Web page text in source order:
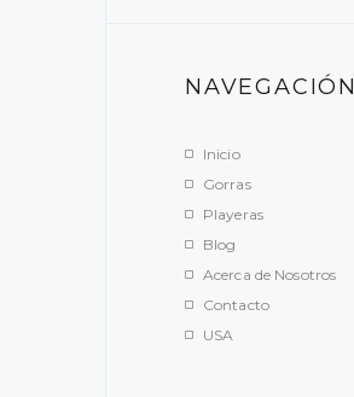
NAVEGACIÓN
Inicio
Gorras
Playeras
Blog
Acerca de Nosotros
Contacto
USA